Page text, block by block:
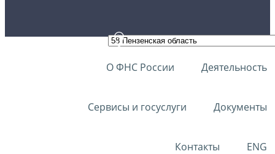
О ФНС России Деятельность
Сервисы и госуслуги Документы
Контакты ENG